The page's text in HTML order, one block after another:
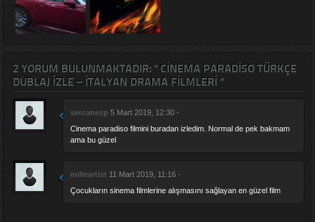
2 YORUM BULUNMAKTADIR: " CINEMA PARADISO TÜRKÇE
DUBLAJ IZLE – İTALYAN DRAMA FILMLERI "
sercanesp 5 Mart 2019, 12:30 -
Cinema paradiso filmini buradan izledim. Normal de pek bakmam
ama bu güzel
milleartist 11 Mart 2019, 11:16 -
Çocukların sinema filmlerine alışmasını sağlayan en güzel film